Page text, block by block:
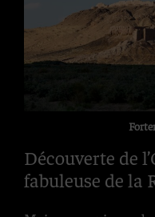
Découverte de
fabuleuse de la